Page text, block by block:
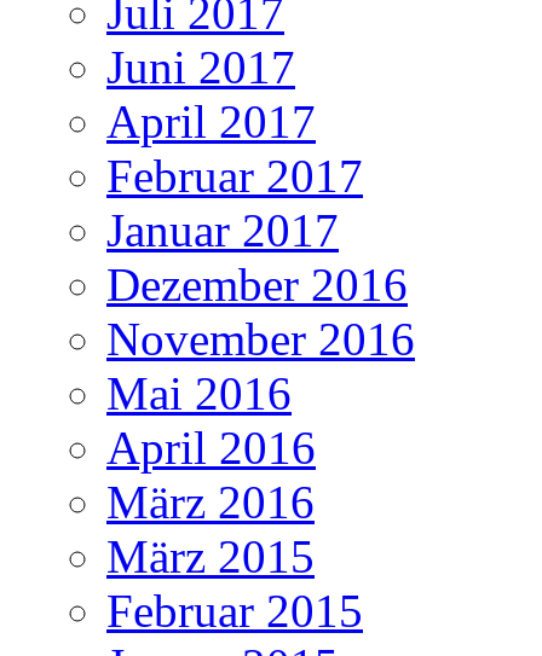
Juli 2017
Juni 2017
April 2017
Februar 2017
Januar 2017
Dezember 2016
November 2016
Mai 2016
April 2016
März 2016
März 2015
Februar 2015